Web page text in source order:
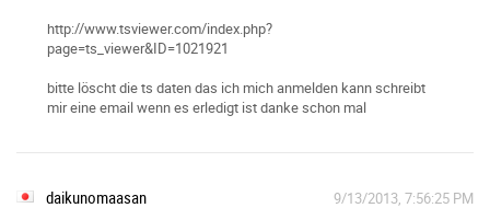
http://www.tsviewer.com/index.php?
page=ts_viewer&ID=1021921
bitte löscht die ts daten das ich mich anmelden kann schreibt
mir eine email wenn es erledigt ist danke schon mal
daikunomaasan 9/13/2013, 7:56:25 PM